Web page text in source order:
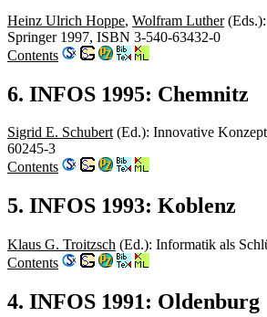
Heinz Ulrich Hoppe, Wolfram Luther(Eds.):
Springer 1997, ISBN 3-540-63432-0
Contents
6. INFOS 1995: Chemnitz
Sigrid E. Schubert(Ed.): Innovative
60245-3
Contents
5. INFOS 1993: Koblenz
Klaus G. Troitzsch (Ed.): Informatik als
Contents
4. INFOS 1991: Oldenburg